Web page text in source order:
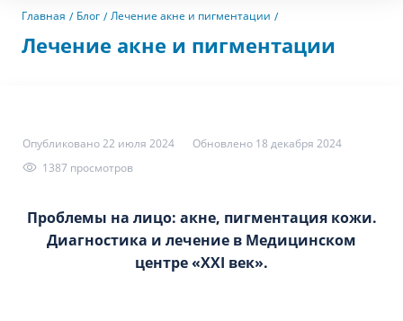
Главная Блог Лечение акне и пигментации
Лечение акне и пигментации
Опубликовано 22 июля 2024
Обновлено 18 декабря 2024
1387 просмотров
Проблемы на лицо: акне, пигментация кожи.
Диагностика и лечение в Медицинском
центре «XXI век».